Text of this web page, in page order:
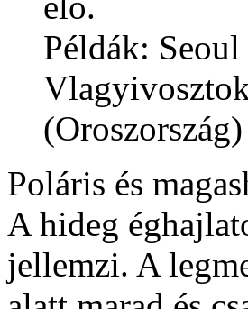
Példák:
(Oroszország)
Poláris és
A hideg
jellemzi. A